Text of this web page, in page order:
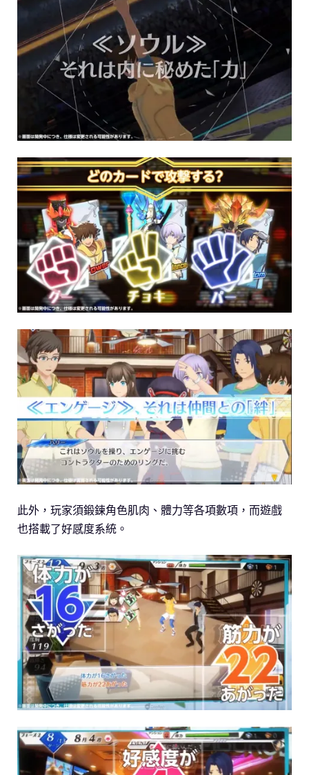
此外，玩家須鍛鍊角色肌肉、體力等各項數項，而遊戲
也搭載了好感度系統。